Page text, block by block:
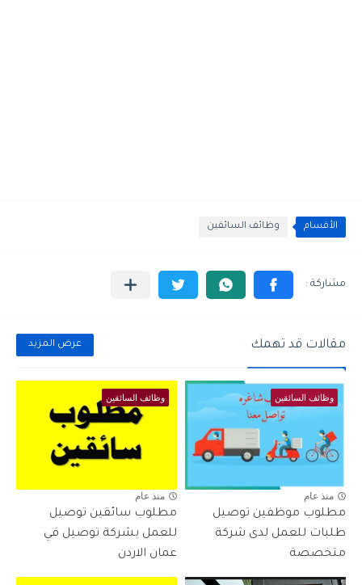
الأقسام وظائف السائقين
مقالات قد تهمك عرض المزيد
وظائف السائقين
منذ عام
مطلوب موظفين توصيل
طلبات للعمل لدى شركة
متخصصة
وظائف السائقين
منذ عام
مطلوب سائقين توصيل
للعمل بشركة توصيل في
عمان الاردن